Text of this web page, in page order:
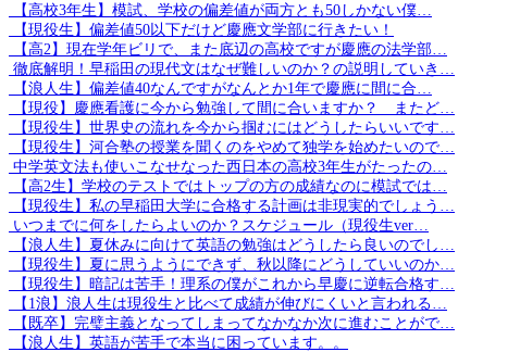
【高校3年生】模試、学校の偏差値が両方とも50しかない僕…
【現役生】偏差値50以下だけど慶應文学部に行きたい！
【高2】現在学年ビリで、また底辺の高校ですが慶應の法学部…
徹底解明！早稲田の現代文はなぜ難しいのか？の説明していき…
【浪人生】偏差値40なんですがなんとか1年で慶應に間に合…
【現役】慶應看護に今から勉強して間に合いますか？ またど…
【現役生】世界史の流れを今から掴むにはどうしたらいいです…
【現役生】河合塾の授業を聞くのをやめて独学を始めたいので…
中学英文法も使いこなせなった西日本の高校3年生がたったの…
【高2生】学校のテストではトップの方の成績なのに模試では…
【現役生】私の早稲田大学に合格する計画は非現実的でしょう…
いつまでに何をしたらよいのか？スケジュール（現役生ver…
【浪人生】夏休みに向けて英語の勉強はどうしたら良いのでし…
【現役生】夏に思うようにできず、秋以降にどうしていいのか…
【現役生】暗記は苦手！理系の僕がこれから早慶に逆転合格す…
【1浪】浪人生は現役生と比べて成績が伸びにくいと言われる…
【既卒】完璧主義となってしまってなかなか次に進むことがで…
【浪人生】英語が苦手で本当に困っています。。